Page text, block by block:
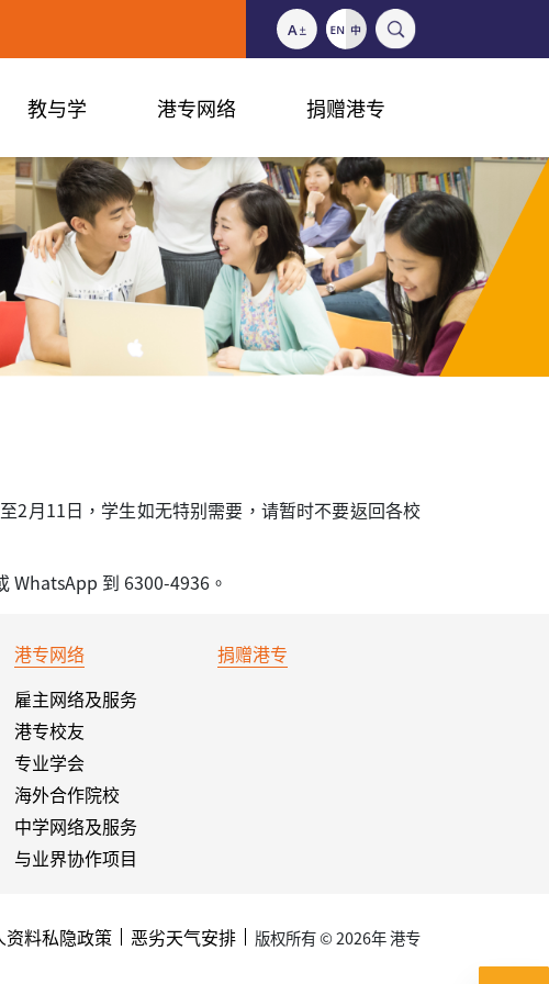
教与学 港专网络 捐赠港专
2月11日，学生如无特别需要，请暂时不要返回各校
WhatsApp 到 6300-4936。
港专网络
雇主网络及服务
港专校友
专业学会
海外合作院校
中学网络及服务
与业界协作项目
捐赠港专
资料私隐政策 恶劣天气安排 版权所有 © 2026年 港专